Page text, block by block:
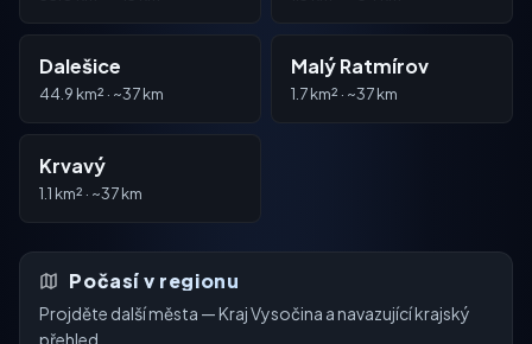
Dalešice
44.9 km² · ~37 km
Malý Ratmírov
1.7 km² · ~37 km
Krvavý
1.1 km² · ~37 km
Počasí v regionu
Projděte další města — Kraj Vysočina a navazující krajský
přehled.